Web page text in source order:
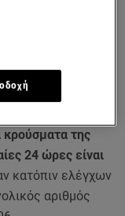
13/10/21 - βίντεο
κρούσματα της
24 ώρες είναι
κατόπιν ελέγχων
αριθμός